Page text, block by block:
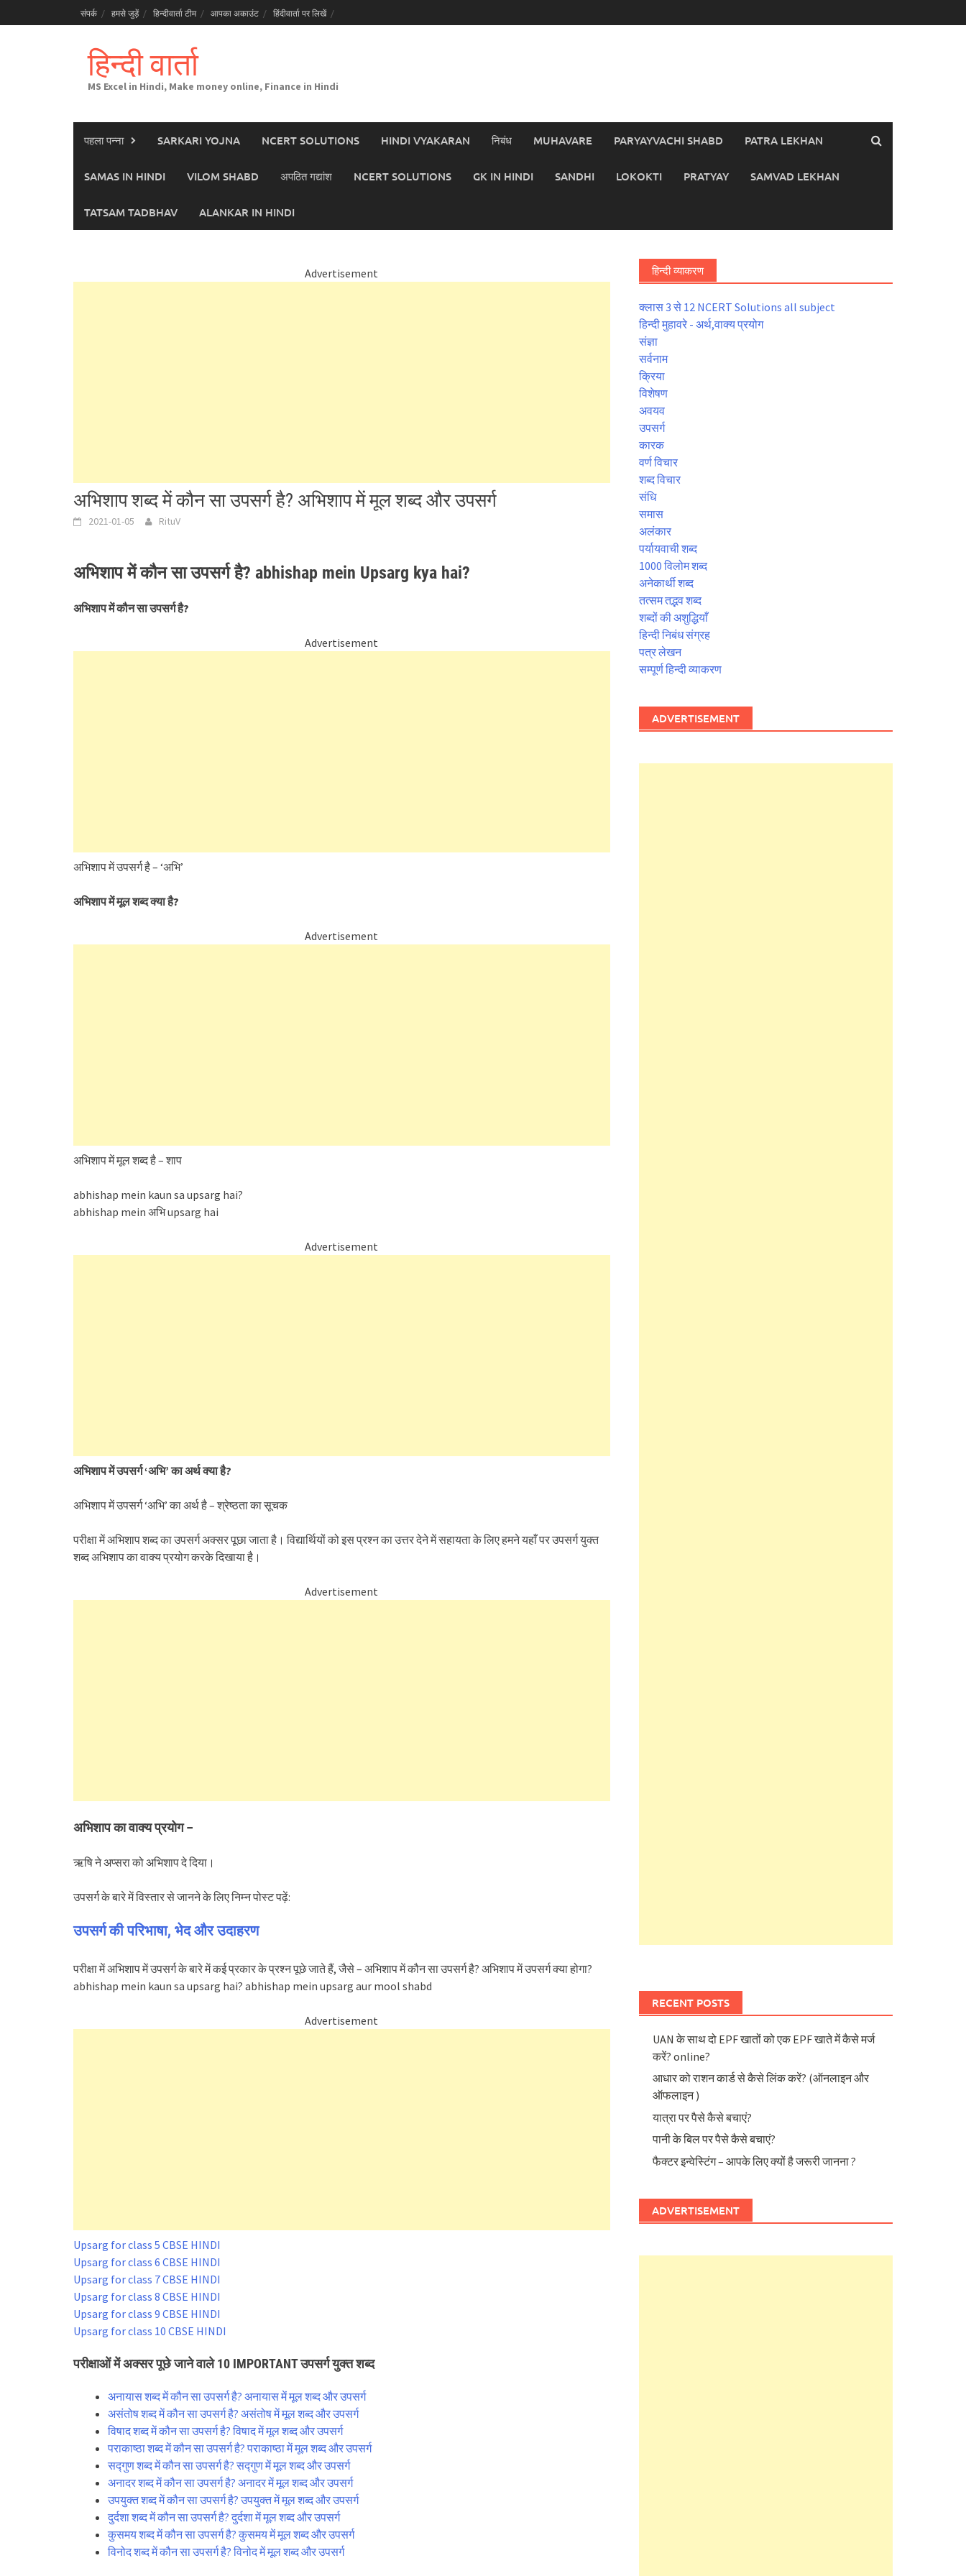
to
संपर्क हमसे जुड़ें हिन्दीवार्ता टीम आपका अकाउंट हिंदीवार्ता पर लिखें
हिन्दी वार्ता
MS Excel in Hindi, Make money online, Finance in Hindi
पहला पन्ना SARKARI YOJNA NCERT SOLUTIONS HINDI VYAKARAN निबंध MUHAVARE PARYAYVACHI SHABD PATRA LEKHAN
SAMAS IN HINDI VILOM SHABD अपठित गद्यांश NCERT SOLUTIONS GK IN HINDI SANDHI LOKOKTI PRATYAY SAMVAD LEKHAN
TATSAM TADBHAV ALANKAR IN HINDI
Advertisement
अभिशाप शब्द में कौन सा उपसर्ग है? अभिशाप में मूल शब्द और उपसर्ग
2021-01-05 RituV
अभिशाप में कौन सा उपसर्ग है? abhishap mein Upsarg kya hai?
अभिशाप में कौन सा उपसर्ग है?
Advertisement
अभिशाप में उपसर्ग है – ‘अभि’
अभिशाप में मूल शब्द क्या है?
Advertisement
अभिशाप में मूल शब्द है – शाप
abhishap mein kaun sa upsarg hai?
abhishap mein अभि upsarg hai
Advertisement
अभिशाप में उपसर्ग ‘अभि’ का अर्थ क्या है?
अभिशाप में उपसर्ग ‘अभि’ का अर्थ है – श्रेष्ठता का सूचक
परीक्षा में अभिशाप शब्द का उपसर्ग अक्सर पूछा जाता है। विद्यार्थियों को इस प्रश्न का उत्तर देने में सहायता के लिए हमने यहाँ पर उपसर्ग युक्त
शब्द अभिशाप का वाक्य प्रयोग करके दिखाया है।
Advertisement
अभिशाप का वाक्य प्रयोग –
ऋषि ने अप्सरा को अभिशाप दे दिया।
उपसर्ग के बारे में विस्तार से जानने के लिए निम्न पोस्ट पढ़ें:
उपसर्ग की परिभाषा, भेद और उदाहरण
परीक्षा में अभिशाप में उपसर्ग के बारे में कई प्रकार के प्रश्न पूछे जाते हैं, जैसे – अभिशाप में कौन सा उपसर्ग है? अभिशाप में उपसर्ग क्या होगा?
abhishap mein kaun sa upsarg hai? abhishap mein upsarg aur mool shabd
Advertisement
Upsarg for class 5 CBSE HINDI
Upsarg for class 6 CBSE HINDI
Upsarg for class 7 CBSE HINDI
Upsarg for class 8 CBSE HINDI
Upsarg for class 9 CBSE HINDI
Upsarg for class 10 CBSE HINDI
परीक्षाओं में अक्सर पूछे जाने वाले 10 IMPORTANT उपसर्ग युक्त शब्द
अनायास शब्द में कौन सा उपसर्ग है? अनायास में मूल शब्द और उपसर्ग
असंतोष शब्द में कौन सा उपसर्ग है? असंतोष में मूल शब्द और उपसर्ग
विषाद शब्द में कौन सा उपसर्ग है? विषाद में मूल शब्द और उपसर्ग
पराकाष्ठा शब्द में कौन सा उपसर्ग है? पराकाष्ठा में मूल शब्द और उपसर्ग
सद्गुण शब्द में कौन सा उपसर्ग है? सद्गुण में मूल शब्द और उपसर्ग
अनादर शब्द में कौन सा उपसर्ग है? अनादर में मूल शब्द और उपसर्ग
उपयुक्त शब्द में कौन सा उपसर्ग है? उपयुक्त में मूल शब्द और उपसर्ग
दुर्दशा शब्द में कौन सा उपसर्ग है? दुर्दशा में मूल शब्द और उपसर्ग
कुसमय शब्द में कौन सा उपसर्ग है? कुसमय में मूल शब्द और उपसर्ग
विनोद शब्द में कौन सा उपसर्ग है? विनोद में मूल शब्द और उपसर्ग
हिन्दी व्याकरण
क्लास 3 से 12 NCERT Solutions all subject
हिन्दी मुहावरे - अर्थ,वाक्य प्रयोग
संज्ञा
सर्वनाम
क्रिया
विशेषण
अवयव
उपसर्ग
कारक
वर्ण विचार
शब्द विचार
संधि
समास
अलंकार
पर्यायवाची शब्द
1000 विलोम शब्द
अनेकार्थी शब्द
तत्सम तद्भव शब्द
शब्दों की अशुद्धियाँ
हिन्दी निबंध संग्रह
पत्र लेखन
सम्पूर्ण हिन्दी व्याकरण
ADVERTISEMENT
RECENT POSTS
UAN के साथ दो EPF खातों को एक EPF खाते में कैसे मर्ज
करें? online?
आधार को राशन कार्ड से कैसे लिंक करें? (ऑनलाइन और
ऑफलाइन )
यात्रा पर पैसे कैसे बचाएं?
पानी के बिल पर पैसे कैसे बचाएं?
फैक्टर इन्वेस्टिंग – आपके लिए क्यों है जरूरी जानना ?
ADVERTISEMENT